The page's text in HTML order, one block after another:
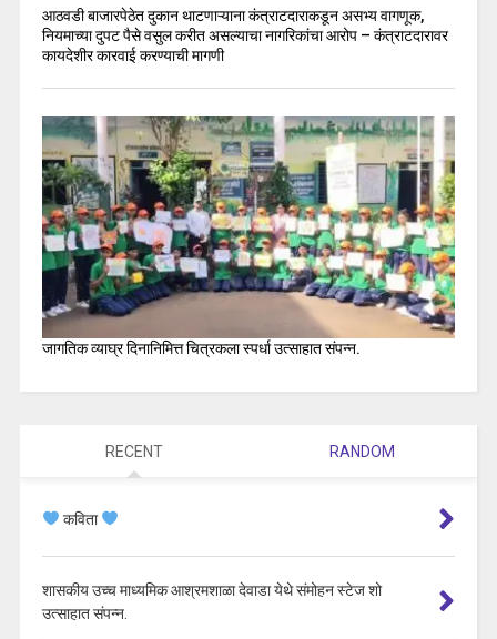
आठवडी बाजारपेठेत दुकान थाटणाऱ्याना कंत्राटदाराकडून असभ्य वागणूक,
नियमाच्या दुपट पैसे वसुल करीत असल्याचा नागरिकांचा आरोप – कंत्राटदारावर
कायदेशीर कारवाई करण्याची मागणी
जागतिक व्याघ्र दिनानिमित्त चित्रकला स्पर्धा उत्साहात संपन्न.
RECENT RANDOM
कविता
शासकीय उच्च माध्यमिक आश्रमशाळा देवाडा येथे संमोहन स्टेज शो
उत्साहात संपन्न.